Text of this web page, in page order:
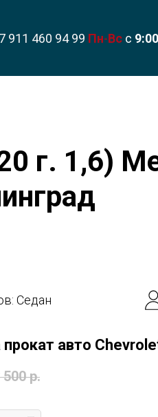
911 460 94 99 Пн-Вс с 9:00
г. 1,6)
Седан
прокат авто
500 р.